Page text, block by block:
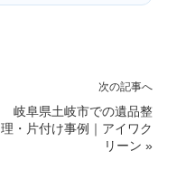
次の記事へ
岐阜県土岐市での遺品整
理・片付け事例｜アイワク
リーン »